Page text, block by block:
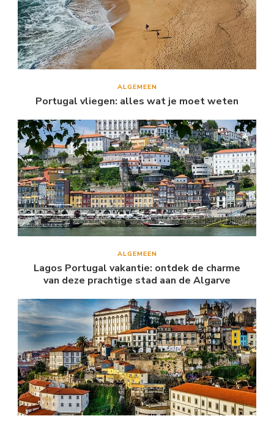
ALGEMEEN
Portugal vliegen: alles wat je moet weten
ALGEMEEN
Lagos Portugal vakantie: ontdek de charme
van deze prachtige stad aan de Algarve